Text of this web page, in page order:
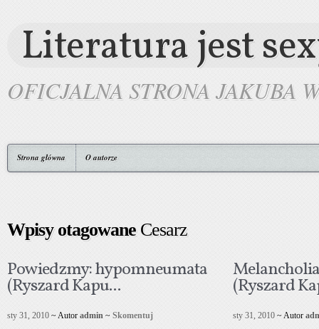
Literatura jest
OFICJALNA STRONA JAKUBA
Strona główna O autorze
Wpisy otagowaneCesarz
Powiedzmy: hypomneumata
(Ryszard Kapu...
sty 31, 2010 ~ Autor admin ~ Skomentuj
(Ryszard
sty 31, 2010 ~ Autor